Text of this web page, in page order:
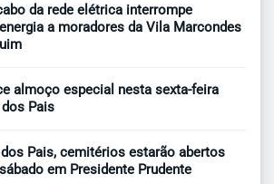
da rede elétrica interrompe
a moradores da Vila Marcondes
almoço especial nesta sexta-feira
Pais
Pais, cemitérios estarão abertos
em Presidente Prudente